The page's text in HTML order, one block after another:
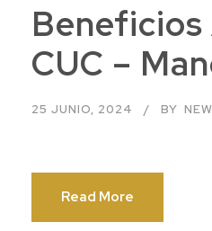
Beneficios
CUC –
25 JUNIO, 2024 BY
Read More